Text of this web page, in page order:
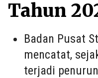
Tahun
Badan Pusat
mencatat,
terjadi